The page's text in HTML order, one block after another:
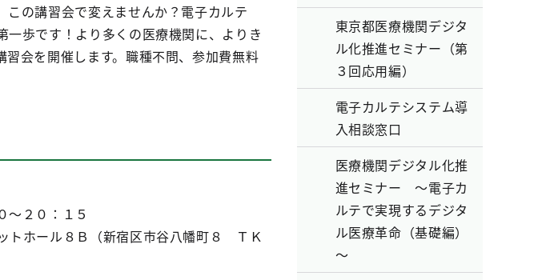
の講習会で変えませんか？電子カルテ
歩です！より多くの医療機関に、よりき
会を開催します。職種不問、参加費無料
２０：１５
ール８Ｂ（新宿区市谷八幡町８ ＴＫ
東京都医療機関デジタ
ル化推進セミナー（第
３回応用編）
電子カルテシステム導
入相談窓口
医療機関デジタル化推
進セミナー ～電子カ
ルテで実現するデジタ
ル医療革命（基礎編）
～